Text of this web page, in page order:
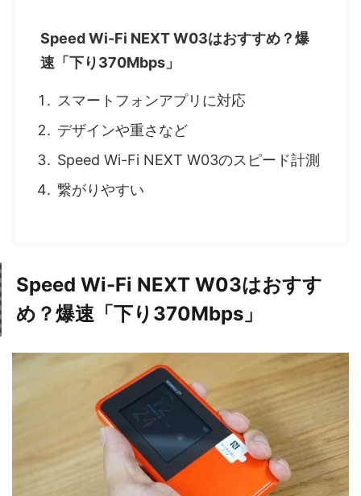
Speed Wi-Fi NEXT W03はおすすめ？爆
速「下り370Mbps」
スマートフォンアプリに対応
デザインや重さなど
Speed Wi-Fi NEXT W03のスピード計測
繋がりやすい
Speed Wi-Fi NEXT W03はおすす
め？爆速「下り370Mbps」